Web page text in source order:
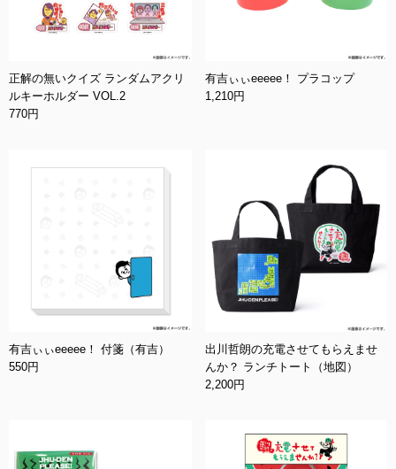
正解の無いクイズ ランダムアクリ
ルキーホルダー VOL.2
770円
有吉ぃぃeeeee！ プラコップ
1,210円
有吉ぃぃeeeee！ 付箋（有吉）
550円
出川哲朗の充電させてもらえませ
んか？ ランチトート（地図）
2,200円